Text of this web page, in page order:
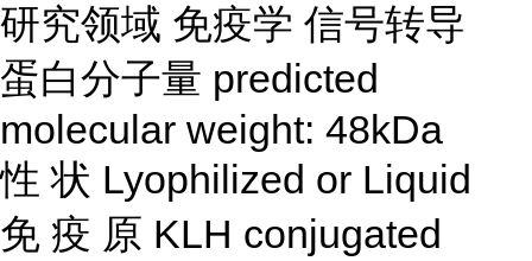
研究领域 免疫学 信号转导
蛋白分子量 predicted
molecular weight: 48kDa
性 状 Lyophilized or Liquid
免 疫 原 KLH conjugated